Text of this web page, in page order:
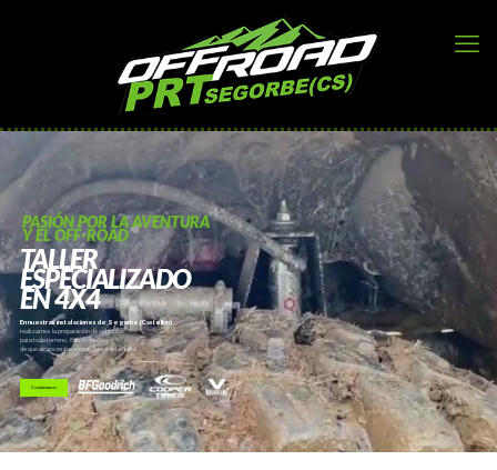
TALLER
ESPECIALIZADO
EN 4X4
PASIÓN POR LA AVENTURA
Y EL OFF-ROAD
En nuestras instalaciones de Segorbe (Castellón)
realizamos la preparación de vehículos
para todo terreno, con el objetivo
de que alcances tus metas fuera del asfalto.
Contáctanos